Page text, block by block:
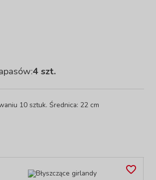
4 szt.
10 sztuk. Średnica: 22 cm